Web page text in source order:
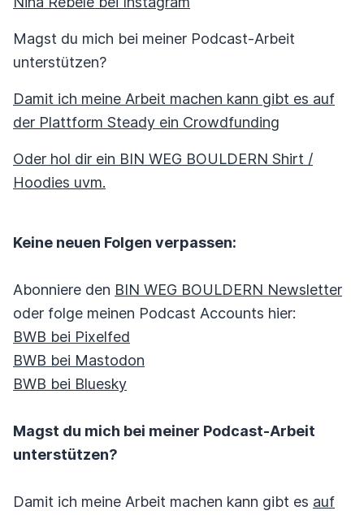
Magst du mich bei meiner Podcast-Arbeit
unterstützen?
Damit ich meine Arbeit machen kann gibt es auf
der Plattform Steady ein Crowdfunding
Oder hol dir ein BIN WEG BOULDERN Shirt /
Hoodies uvm.
Keine neuen Folgen verpassen:
Abonniere den BIN WEG BOULDERN Newsletter
oder folge meinen Podcast Accounts hier:
BWB bei Pixelfed
BWB bei Mastodon
BWB bei Bluesky
Magst du mich bei meiner Podcast-Arbeit
unterstützen?
Damit ich meine Arbeit machen kann gibt es auf